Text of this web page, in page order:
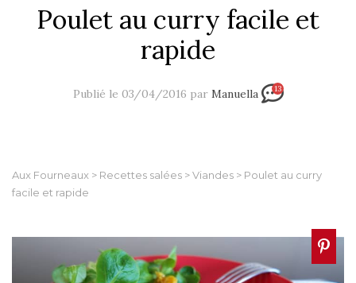
Poulet au curry facile et
rapide
Publié le 03/04/2016 par Manuella 13
Aux Fourneaux > Recettes salées >Viandes > Poulet au curry
facile et rapide